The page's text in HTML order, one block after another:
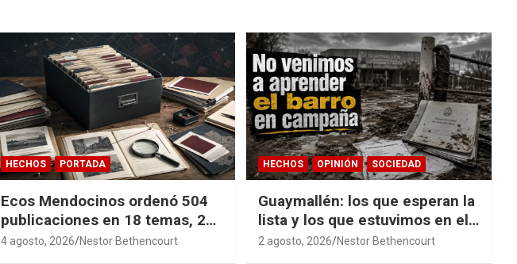
HECHOS PORTADA
Ecos Mendocinos ordenó 504
publicaciones en 18 temas, 27
sagas y 14 índices para
4 agosto, 2026 Nestor Bethencourt
HECHOS OPINIÓN SOCIEDAD
Guaymallén: los que esperan la
lista y los que estuvimos en el
barro
2 agosto, 2026 Nestor Bethencourt